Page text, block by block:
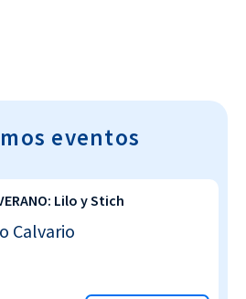
eventos
Lilo y Stich
Calvario